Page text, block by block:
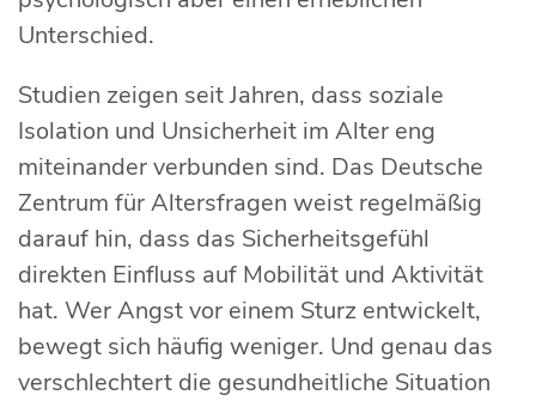
Unterschied.
Studien zeigen seit Jahren, dass soziale
Isolation und Unsicherheit im Alter eng
miteinander verbunden sind. Das Deutsche
Zentrum für Altersfragen weist regelmäßig
darauf hin, dass das Sicherheitsgefühl
direkten Einfluss auf Mobilität und Aktivität
hat. Wer Angst vor einem Sturz entwickelt,
bewegt sich häufig weniger. Und genau das
verschlechtert die gesundheitliche Situation